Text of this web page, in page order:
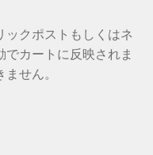
クポストもしくはネ
でカートに反映されま
せん。